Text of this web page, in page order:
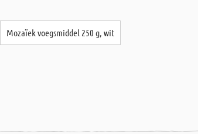
Mozaïek voegsmiddel 250 g, wit